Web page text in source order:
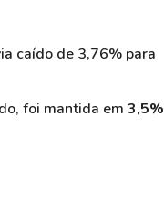
caído de 3,76% para
foi mantida em 3,5%